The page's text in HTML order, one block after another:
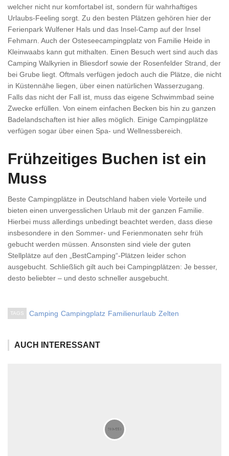
welcher nicht nur komfortabel ist, sondern für wahrhaftiges
Urlaubs-Feeling sorgt. Zu den besten Plätzen gehören hier der
Ferienpark Wulfener Hals und das Insel-Camp auf der Insel
Fehmarn. Auch der Osteseecampingplatz von Familie Heide in
Kleinwaabs kann gut mithalten. Einen Besuch wert sind auch das
Camping Walkyrien in Bliesdorf sowie der Rosenfelder Strand, der
bei Grube liegt. Oftmals verfügen jedoch auch die Plätze, die nicht
in Küstennähe liegen, über einen natürlichen Wasserzugang.
Falls das nicht der Fall ist, muss das eigene Schwimmbad seine
Zwecke erfüllen. Von einem einfachen Becken bis hin zu ganzen
Badelandschaften ist hier alles möglich. Einige Campingplätze
verfügen sogar über einen Spa- und Wellnessbereich.
Frühzeitiges Buchen ist ein
Muss
Beste Campingplätze in Deutschland haben viele Vorteile und
bieten einen unvergesslichen Urlaub mit der ganzen Familie.
Hierbei muss allerdings unbedingt beachtet werden, dass diese
insbesondere in den Sommer- und Ferienmonaten sehr früh
gebucht werden müssen. Ansonsten sind viele der guten
Stellplätze auf den „BestCamping“-Plätzen leider schon
ausgebucht. Schließlich gilt auch bei Campingplätzen: Je besser,
desto beliebter – und desto schneller ausgebucht.
TAGS Camping Campingplatz Familienurlaub Zelten
AUCH INTERESSANT